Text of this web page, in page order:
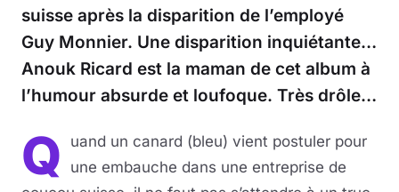
suisse après la disparition de l’employé
Guy Monnier. Une disparition inquiétante…
Anouk Ricard est la maman de cet album à
l’humour absurde et loufoque. Très drôle…
Q
uand un canard (bleu) vient postuler pour
une embauche dans une entreprise de